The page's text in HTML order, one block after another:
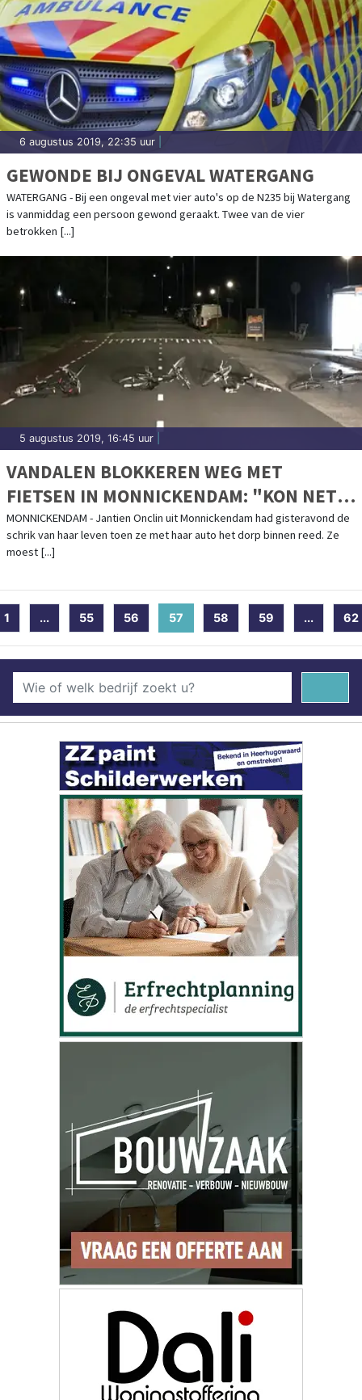
6 augustus 2019, 22:35 uur
GEWONDE BIJ ONGEVAL WATERGANG
WATERGANG - Bij een ongeval met vier auto's op de N235 bij Watergang
is vanmiddag een persoon gewond geraakt. Twee van de vier
betrokken [...]
5 augustus 2019, 16:45 uur
VANDALEN BLOKKEREN WEG MET
FIETSEN IN MONNICKENDAM: "KON NET
OP TIJD REMMEN"
MONNICKENDAM - Jantien Onclin uit Monnickendam had gisteravond de
schrik van haar leven toen ze met haar auto het dorp binnen reed. Ze
moest [...]
1 ... 55 56 57 (current)
58 59 ... 62